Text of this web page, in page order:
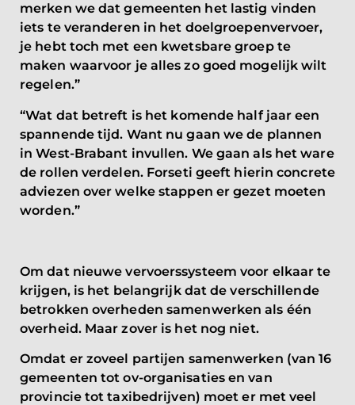
merken we dat gemeenten het lastig vinden
iets te veranderen in het doelgroepenvervoer,
je hebt toch met een kwetsbare groep te
maken waarvoor je alles zo goed mogelijk wilt
regelen.”
“Wat dat betreft is het komende half jaar een
spannende tijd. Want nu gaan we de plannen
in West-Brabant invullen. We gaan als het ware
de rollen verdelen. Forseti geeft hierin concrete
adviezen over welke stappen er gezet moeten
worden.”
Om dat nieuwe vervoerssysteem voor elkaar te
krijgen, is het belangrijk dat de verschillende
betrokken overheden samenwerken als één
overheid. Maar zover is het nog niet.
Omdat er zoveel partijen samenwerken (van 16
gemeenten tot ov-organisaties en van
provincie tot taxibedrijven) moet er met veel